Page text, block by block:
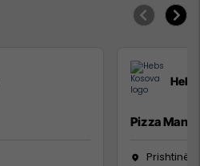
Pizza Man
Prishtinë